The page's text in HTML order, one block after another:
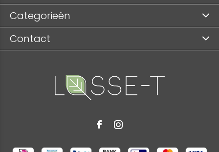
Categorieën
Contact